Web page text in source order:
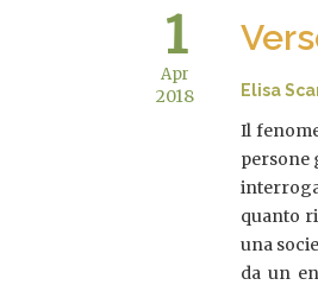
Elisa
Il
persone
quanto
una
da un
1
Apr
2018